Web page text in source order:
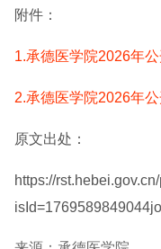
附件：
1.承德医学院2026年
2.承德医学院2026年
原文出处：
https://